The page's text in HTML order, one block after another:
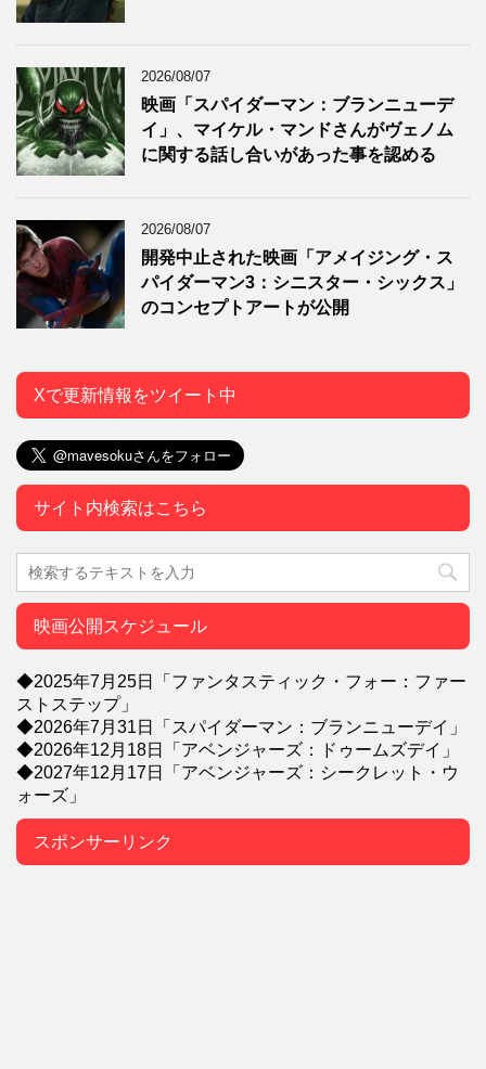
2026/08/07
映画「スパイダーマン：ブランニューデ
イ」、マイケル・マンドさんがヴェノム
に関する話し合いがあった事を認める
2026/08/07
開発中止された映画「アメイジング・ス
パイダーマン3：シニスター・シックス」
のコンセプトアートが公開
Xで更新情報をツイート中
サイト内検索はこちら
映画公開スケジュール
◆2025年7月25日「ファンタスティック・フォー：ファー
ストステップ」
◆2026年7月31日「スパイダーマン：ブランニューデイ」
◆2026年12月18日「アベンジャーズ：ドゥームズデイ」
◆2027年12月17日「アベンジャーズ：シークレット・ウ
ォーズ」
スポンサーリンク